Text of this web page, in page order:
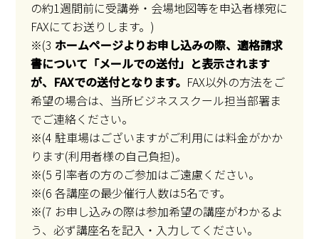
の約1週間前に受講券・会場地図等を申込者様宛に
FAXにてお送りします。)
※(3 ホームページよりお申し込みの際、適格請求
書について「メールでの送付」と表示されます
が、FAXでの送付となります。 FAX以外の方法をご
希望の場合は、当所ビジネススクール担当部署ま
でご連絡ください。
※(4 駐車場はございますがご利用には料金がかか
ります(利用者様の自己負担)。
※(5 引率者の方のご参加はご遠慮ください。
※(6 各講座の最少催行人数は5名です。
※(7 お申し込みの際は参加希望の講座がわかるよ
う、必ず講座名を記入・入力してください。